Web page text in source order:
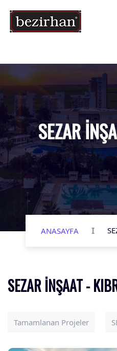
SEZAR
ANASAYFA I
SEZAR İNŞAAT -
Tamamlanan Projeler